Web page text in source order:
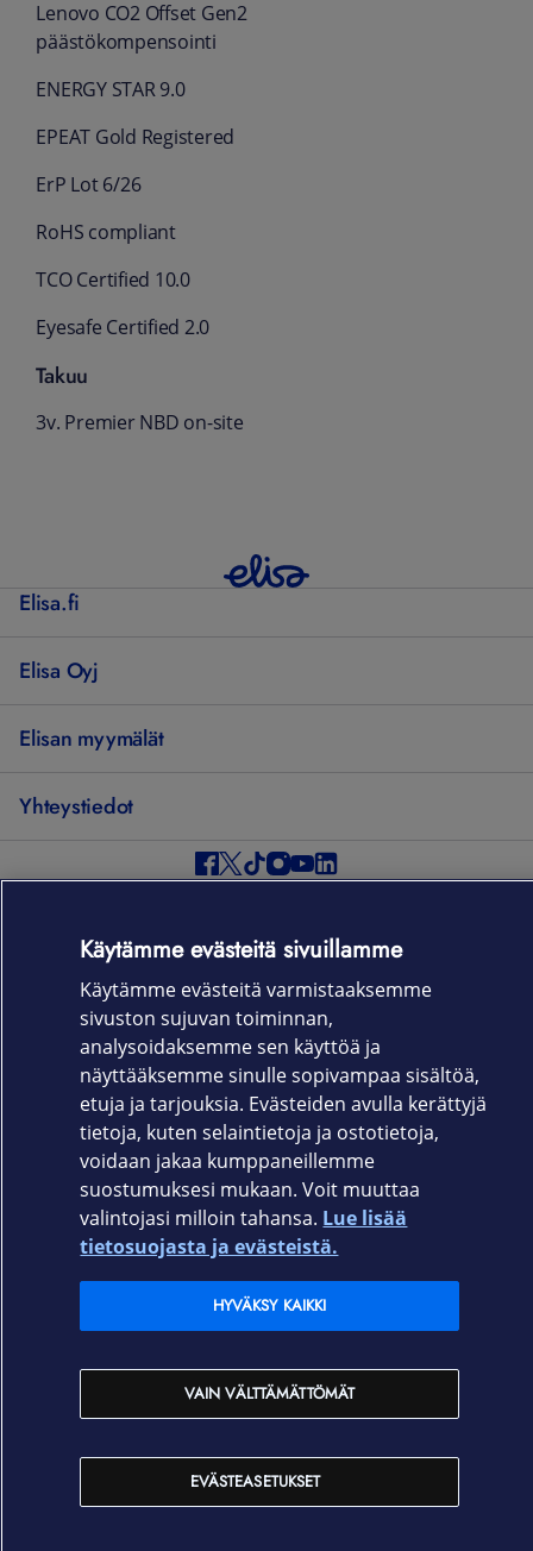
Lenovo CO2 Offset Gen2
päästökompensointi
ENERGY STAR 9.0
EPEAT Gold Registered
ErP Lot 6/26
RoHS compliant
TCO Certified 10.0
Eyesafe Certified 2.0
Takuu
3v. Premier NBD on-site
Elisa.fi
Elisa Oyj
Elisan myymälät
Yhteystiedot
Käytämme evästeitä sivuillamme
Käytämme evästeitä varmistaaksemme
sivuston sujuvan toiminnan,
analysoidaksemme sen käyttöä ja
näyttääksemme sinulle sopivampaa sisältöä,
etuja ja tarjouksia. Evästeiden avulla kerättyjä
tietoja, kuten selaintietoja ja ostotietoja,
voidaan jakaa kumppaneillemme
suostumuksesi mukaan. Voit muuttaa
valintojasi milloin tahansa. Lue lisää
tietosuojasta ja evästeistä.
EVÄSTEASETUKSET
VAIN VÄLTTÄMÄTTÖMÄT
HYVÄKSY KAIKKI